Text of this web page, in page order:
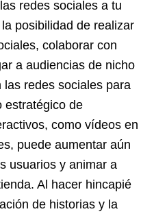
redes sociales a tu
posibilidad de realizar
colaborar con
a audiencias de nicho
redes sociales para
estratégico de
como vídeos en
puede aumentar aún
usuarios y animar a
Al hacer hincapié
de historias y la